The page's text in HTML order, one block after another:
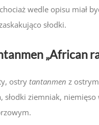
wedle opisu miał
słodki.
„African
ostry tantanmen z
słodki ziemniak, niemięso